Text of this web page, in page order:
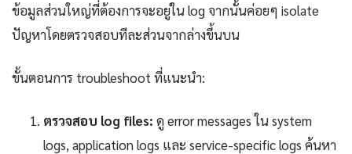
ข้อมูลส่วนใหญ่ที่ต้องการจะอยู่ใน log จากนั้นค่อยๆ isolate
ปัญหาโดยตรวจสอบทีละส่วนจากล่างขึ้นบน
ขั้นตอนการ troubleshoot ที่แนะนำ:
ตรวจสอบ log files: ดู error messages ใน system
logs, application logs และ service-specific logs ค้นหา